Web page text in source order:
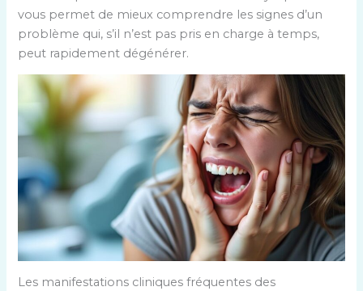
vous permet de mieux comprendre les signes d’un
problème qui, s’il n’est pas pris en charge à temps,
peut rapidement dégénérer.
Les manifestations cliniques fréquentes des